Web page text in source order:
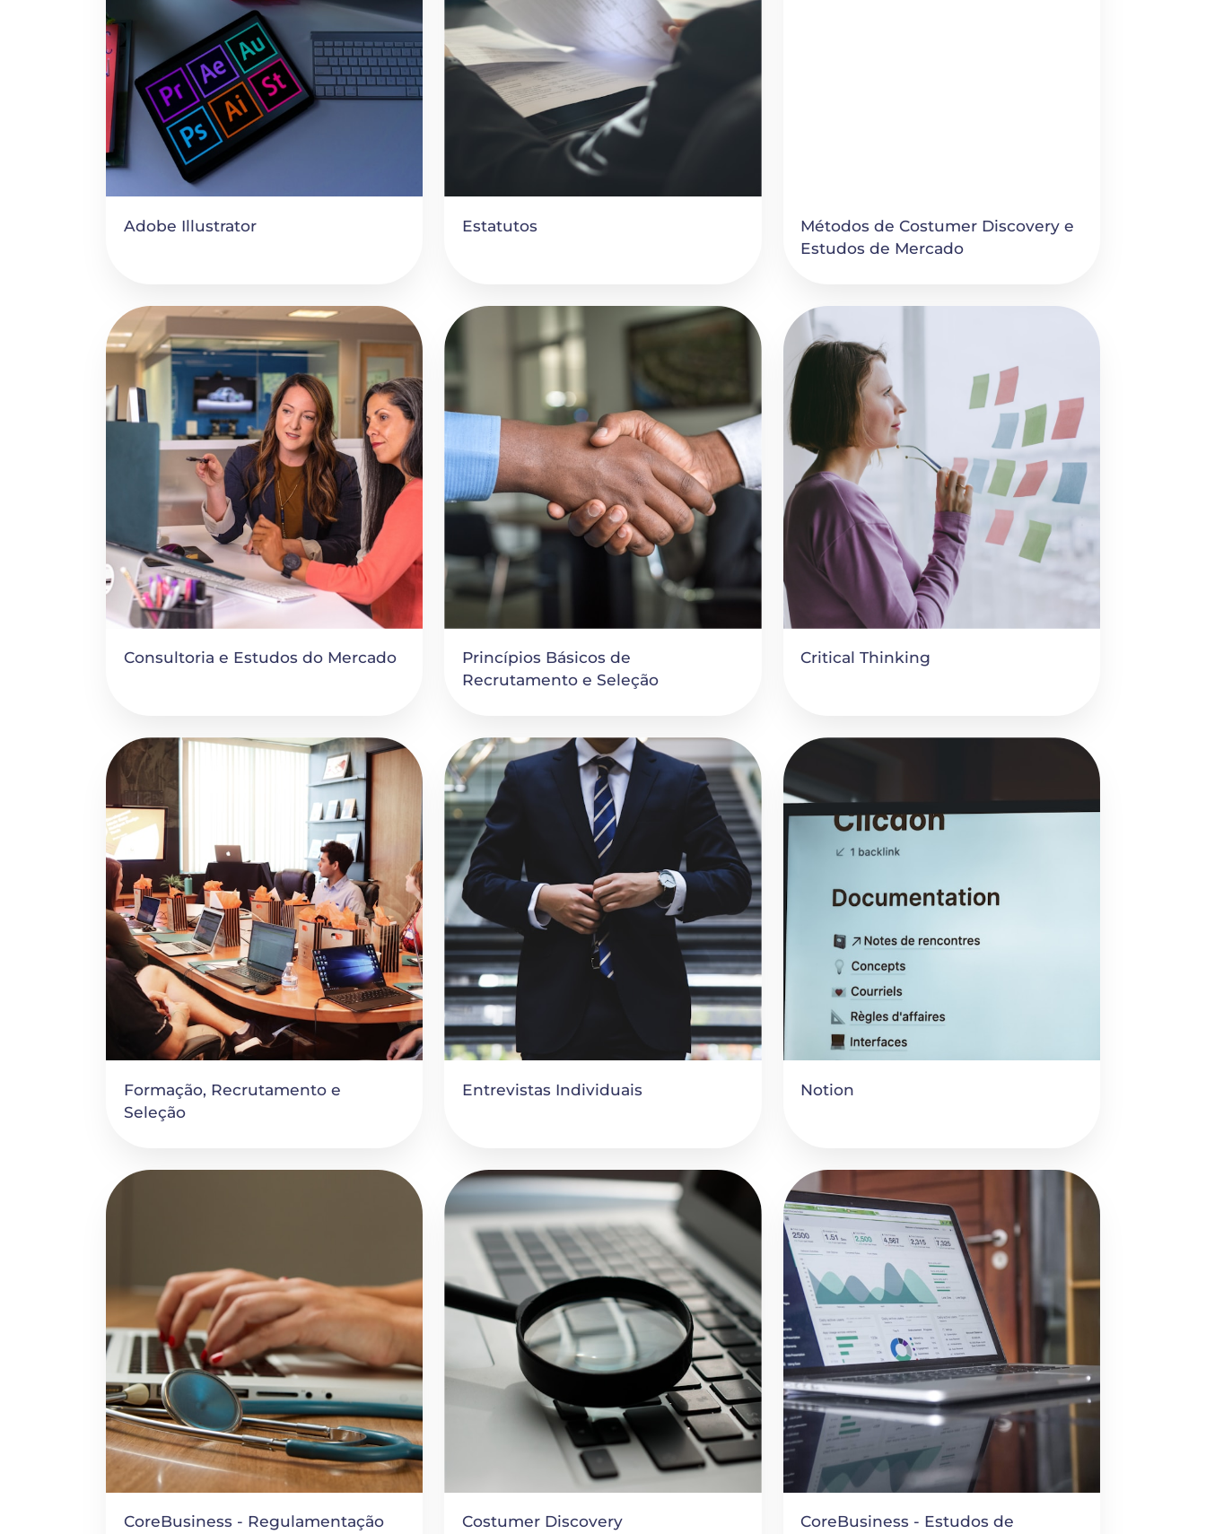
Adobe Illustrator Estatutos
Métodos de Costumer Discovery e
Estudos de Mercado
Consultoria e Estudos do Mercado
Princípios Básicos de
Recrutamento e Seleção
Critical Thinking
Formação, Recrutamento e
Seleção
Entrevistas Individuais Notion
CoreBusiness - Regulamentação Costumer Discovery CoreBusiness - Estudos de